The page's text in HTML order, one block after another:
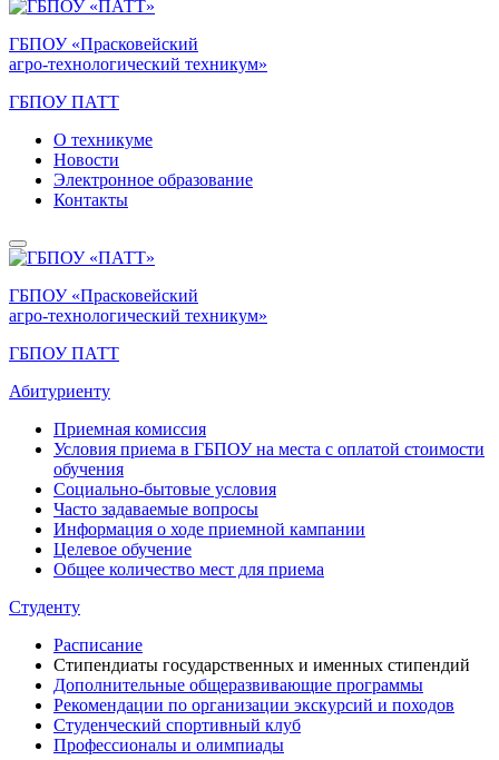
ГБПОУ «Прасковейский
агро-технологический техникум»
ГБПОУ ПАТТ
О техникуме
Новости
Электронное образование
Контакты
ГБПОУ «Прасковейский
агро-технологический техникум»
ГБПОУ ПАТТ
Абитуриенту
Приемная комиссия
Условия приема в ГБПОУ на места с оплатой стоимости
обучения
Социально-бытовые условия
Часто задаваемые вопросы
Информация о ходе приемной кампании
Целевое обучение
Общее количество мест для приема
Студенту
Расписание
Стипендиаты государственных и именных стипендий
Дополнительные общеразвивающие программы
Рекомендации по организации экскурсий и походов
Студенческий спортивный клуб
Профессионалы и олимпиады